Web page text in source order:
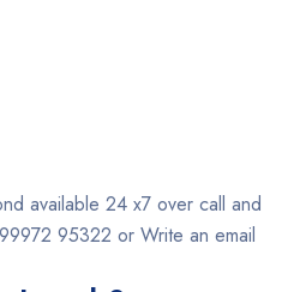
available 24 x7 over call and
95322 or Write an email